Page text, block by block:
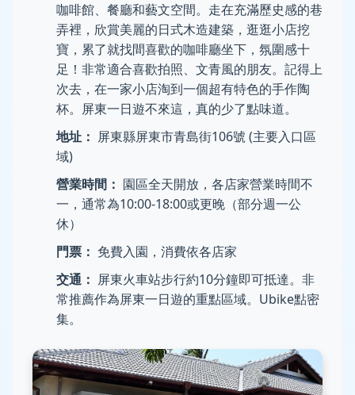
咖啡館、餐廳和藝文空間。走在充滿歷史感的巷
弄裡，欣賞美麗的日式木造建築，逛逛小店挖
寶，累了就找間喜歡的咖啡廳坐下，氛圍感十
足！非常適合喜歡拍照、文青風的朋友。記得上
次去，在一家小店淘到一個超有特色的手作陶
杯。屏東一日遊不來這，真的少了點味道。
地址： 屏東縣屏東市青島街106號 (主要入口區
域)
營業時間： 園區全天開放，各店家營業時間不
一，通常為10:00-18:00或更晚（部分週一公
休）
門票： 免費入園，消費依各店家
交通： 屏東火車站步行約10分鐘即可抵達。非
常推薦作為屏東一日遊的重點區域。Ubike點密
集。